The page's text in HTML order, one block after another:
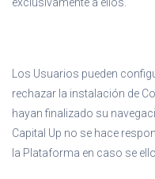
Los Usuarios pueden
rechazar la instalación de
hayan finalizado su
Capital Up no se hace
la Plataforma en caso se